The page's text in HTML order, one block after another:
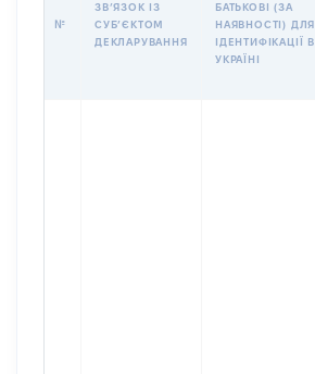
№
ЗВʼЯЗОК ІЗ
СУБʼЄКТОМ
ДЕКЛАРУВАННЯ
БАТЬКОВІ (ЗА
НАЯВНОСТІ) ДЛЯ
ІДЕНТИФІКАЦІЇ В
УКРАЇНІ